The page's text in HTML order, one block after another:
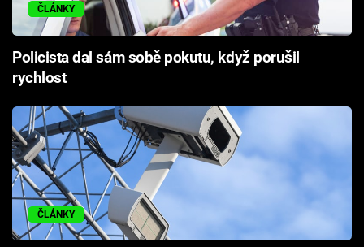
ČLÁNKY
Policista dal sám sobě pokutu, když porušil
rychlost
ČLÁNKY